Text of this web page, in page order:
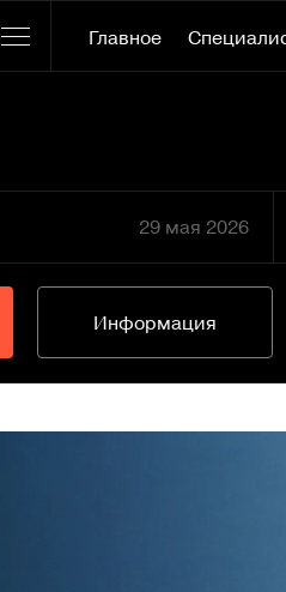
Главное
29 мая 2026
Информация